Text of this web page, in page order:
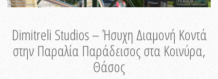
Dimitreli Studios – Ήσυχη Διαμονή Κοντά
στην Παραλία Παράδεισος στα Κοινύρα,
Θάσος